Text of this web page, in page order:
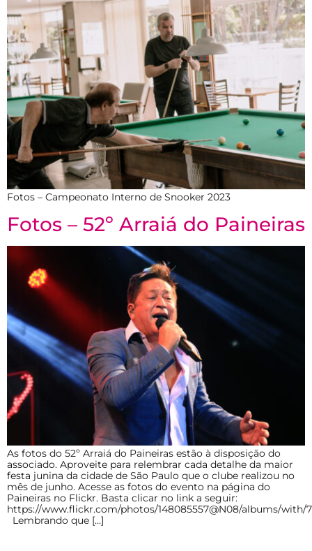
Fotos – Campeonato Interno de Snooker 2023
Fotos – 52º Arraiá do Paineiras
As fotos do 52º Arraiá do Paineiras estão à disposição do
associado. Aproveite para relembrar cada detalhe da maior
festa junina da cidade de São Paulo que o clube realizou no
mês de junho. Acesse as fotos do evento na página do
Paineiras no Flickr. Basta clicar no link a seguir:
https://www.flickr.com/photos/148085557@N08/albums/with/
Lembrando que […]